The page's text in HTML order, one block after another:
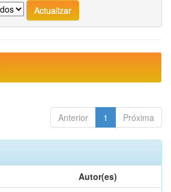
Anterior 1 Próxima
Autor(es)